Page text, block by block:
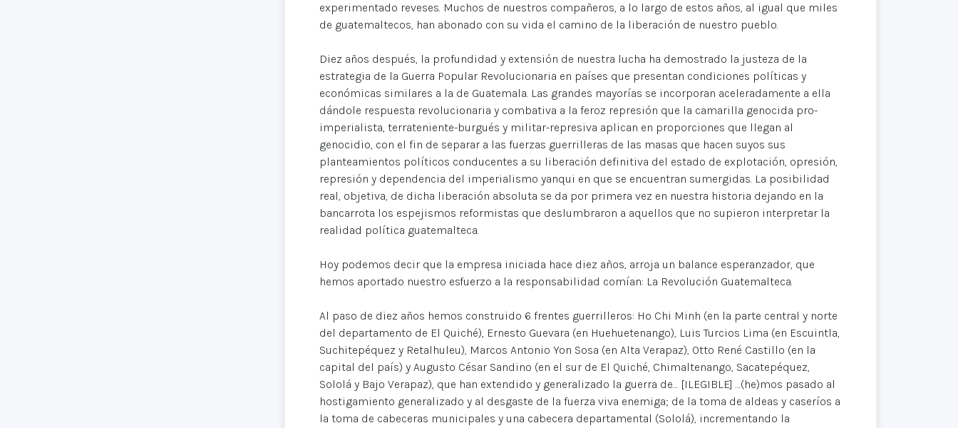
experimentado reveses. Muchos de nuestros compañeros, a lo largo de estos años, al igual que miles
de guatemaltecos, han abonado con su vida el camino de la liberación de nuestro pueblo.
Diez años después, la profundidad y extensión de nuestra lucha ha demostrado la justeza de la
estrategia de la Guerra Popular Revolucionaria en países que presentan condiciones políticas y
económicas similares a la de Guatemala. Las grandes mayorías se incorporan aceleradamente a ella
dándole respuesta revolucionaria y combativa a la feroz represión que la camarilla genocida pro-
imperialista, terrateniente-burgués y militar-represiva aplican en proporciones que llegan al
genocidio, con el fin de separar a las fuerzas guerrilleras de las masas que hacen suyos sus
planteamientos políticos conducentes a su liberación definitiva del estado de explotación, opresión,
represión y dependencia del imperialismo yanqui en que se encuentran sumergidas. La posibilidad
real, objetiva, de dicha liberación absoluta se da por primera vez en nuestra historia dejando en la
bancarrota los espejismos reformistas que deslumbraron a aquellos que no supieron interpretar la
realidad política guatemalteca.
Hoy podemos decir que la empresa iniciada hace diez años, arroja un balance esperanzador, que
hemos aportado nuestro esfuerzo a la responsabilidad comían: La Revolución Guatemalteca.
Al paso de diez años hemos construido 6 frentes guerrilleros: Ho Chi Minh (en la parte central y norte
del departamento de El Quiché), Ernesto Guevara (en Huehuetenango), Luis Turcios Lima (en Escuintla,
Suchitepéquez y Retalhuleu), Marcos Antonio Yon Sosa (en Alta Verapaz), Otto René Castillo (en la
capital del país) y Augusto César Sandino (en el sur de El Quiché, Chimaltenango, Sacatepéquez,
Sololá y Bajo Verapaz), que han extendido y generalizado la guerra de… [ILEGIBLE] …(he)mos pasado al
hostigamiento generalizado y al desgaste de la fuerza viva enemiga; de la toma de aldeas y caseríos a
la toma de cabeceras municipales y una cabecera departamental (Sololá), incrementando la